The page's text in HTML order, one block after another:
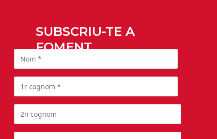
SUBSCRIU-TE A
FOMENT